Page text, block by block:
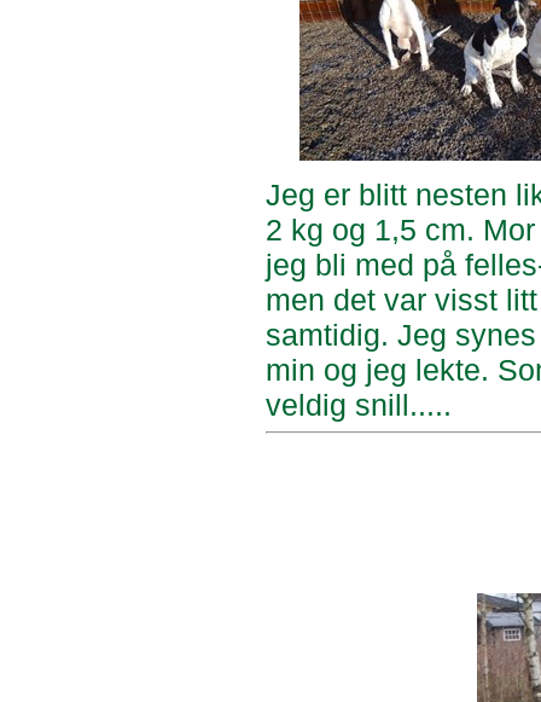
Jeg er blitt nesten
2 kg og 1,5 cm.
jeg bli med på
men det var visst
samtidig. Jeg
min og jeg lekte.
veldig snill.....